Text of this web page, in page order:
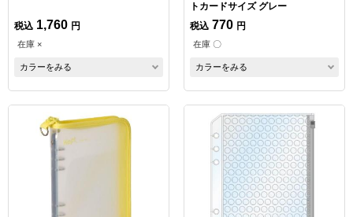
税込 1,760 円
在庫 ×
カラーをみる
トカードサイズ グレー
税込 770 円
在庫 〇
カラーをみる